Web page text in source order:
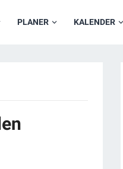
PLANER KALENDER